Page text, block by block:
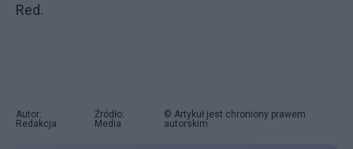
Red.
Autor:
Redakcja
Źródło:
Media
© Artykuł jest chroniony prawem
autorskim.